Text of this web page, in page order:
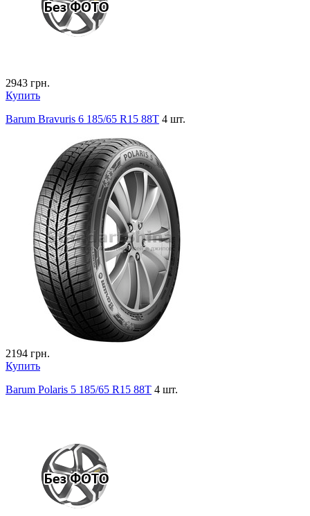
2943 грн.
Купить
Barum Bravuris 6 185/65 R15 88T 4 шт.
2194 грн.
Купить
Barum Polaris 5 185/65 R15 88T 4 шт.